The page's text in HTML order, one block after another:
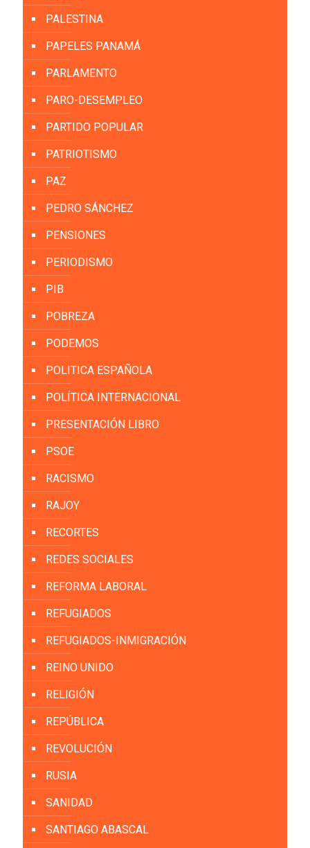
PALESTINA
PAPELES PANAMÁ
PARLAMENTO
PARO-DESEMPLEO
PARTIDO POPULAR
PATRIOTISMO
PAZ
PEDRO SÁNCHEZ
PENSIONES
PERIODISMO
PIB
POBREZA
PODEMOS
POLITICA ESPAÑOLA
POLÍTICA INTERNACIONAL
PRESENTACIÓN LIBRO
PSOE
RACISMO
RAJOY
RECORTES
REDES SOCIALES
REFORMA LABORAL
REFUGIADOS
REFUGIADOS-INMIGRACIÓN
REINO UNIDO
RELIGIÓN
REPÚBLICA
REVOLUCIÓN
RUSIA
SANIDAD
SANTIAGO ABASCAL